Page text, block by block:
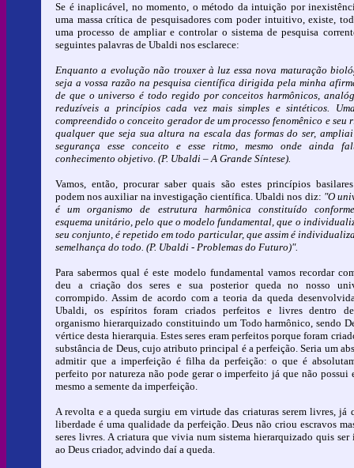
Se é inaplicável, no momento, o método da intuição por
uma massa crítica de pesquisadores com poder intuitivo, existe,
uma processo de ampliar e controlar o sistema de pesquisa
seguintes palavras de Ubaldi nos esclarece:
Enquanto a evolução não trouxer à luz essa nova maturação
seja a vossa razão na pesquisa científica dirigida pela minha
de que o universo é todo regido por conceitos harmônicos,
reduzíveis a princípios cada vez mais simples e sintéticos.
compreendido o conceito gerador de um processo fenomênico e seu
qualquer que seja sua altura na escala das formas do ser,
segurança esse conceito e esse ritmo, mesmo onde ainda
conhecimento objetivo. (P. Ubaldi – A Grande Síntese).
Vamos, então, procurar saber quais são estes princípios
podem nos auxiliar na investigação científica. Ubaldi nos diz: "O
é um organismo de estrutura harmônica constituído
esquema unitário, pelo que o modelo fundamental, que o
seu conjunto, é repetido em todo particular, que assim é
semelhança do todo. (P. Ubaldi - Problemas do Futuro)".
Para sabermos qual é este modelo fundamental vamos recordar
deu a criação dos seres e sua posterior queda no nosso
corrompido. Assim de acordo com a teoria da queda
Ubaldi, os espíritos foram criados perfeitos e livres dentro
organismo hierarquizado constituindo um Todo harmônico, sendo
vértice desta hierarquia. Estes seres eram perfeitos porque foram
substância de Deus, cujo atributo principal é a perfeição. Seria um
admitir que a imperfeição é filha da perfeição: o que é
perfeito por natureza não pode gerar o imperfeito já que não possui
mesmo a semente da imperfeição.
A revolta e a queda surgiu em virtude das criaturas serem livres, já
liberdade é uma qualidade da perfeição. Deus não criou escravos
seres livres. A criatura que vivia num sistema hierarquizado quis ser
ao Deus criador, advindo daí a queda.